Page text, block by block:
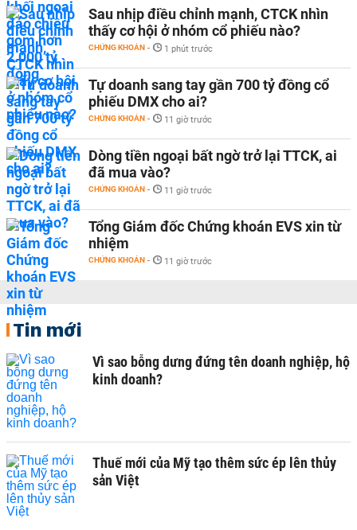
Sau nhịp điều chỉnh mạnh, CTCK nhìn
thấy cơ hội ở nhóm cổ phiếu nào?
CHỨNG KHOÁN - 1 phút trước
Tự doanh sang tay gần 700 tỷ đồng cổ
phiếu DMX cho ai?
CHỨNG KHOÁN - 11 giờ trước
Dòng tiền ngoại bất ngờ trở lại TTCK, ai
đã mua vào?
CHỨNG KHOÁN - 11 giờ trước
Tổng Giám đốc Chứng khoán EVS xin từ
nhiệm
CHỨNG KHOÁN - 11 giờ trước
Tin mới
Vì sao bỗng dưng đứng tên doanh nghiệp, hộ
kinh doanh?
Thuế mới của Mỹ tạo thêm sức ép lên thủy
sản Việt